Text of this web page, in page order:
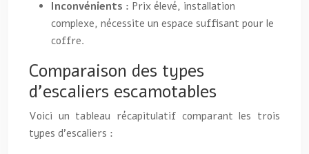
Inconvénients : Prix élevé, installation
complexe, nécessite un espace suffisant pour le
coffre.
Comparaison des types
d’escaliers escamotables
Voici un tableau récapitulatif comparant les trois
types d’escaliers :